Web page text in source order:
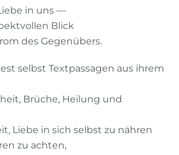
in uns —
Blick
des Gegenübers.
selbst Textpassagen aus ihrem
Brüche, Heilung und
Liebe in sich selbst zu nähren
zu achten,